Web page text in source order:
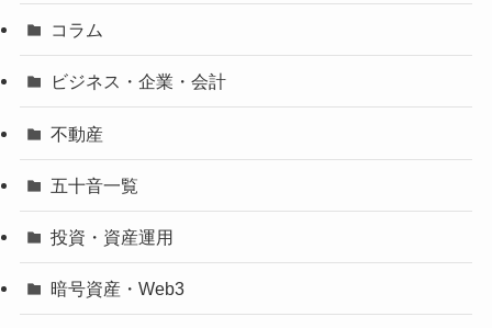
コラム
ビジネス・企業・会計
不動産
五十音一覧
投資・資産運用
暗号資産・Web3